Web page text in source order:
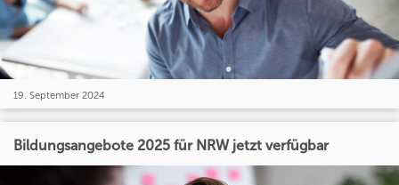
19. September 2024
Bildungsangebote 2025 für NRW jetzt verfügbar